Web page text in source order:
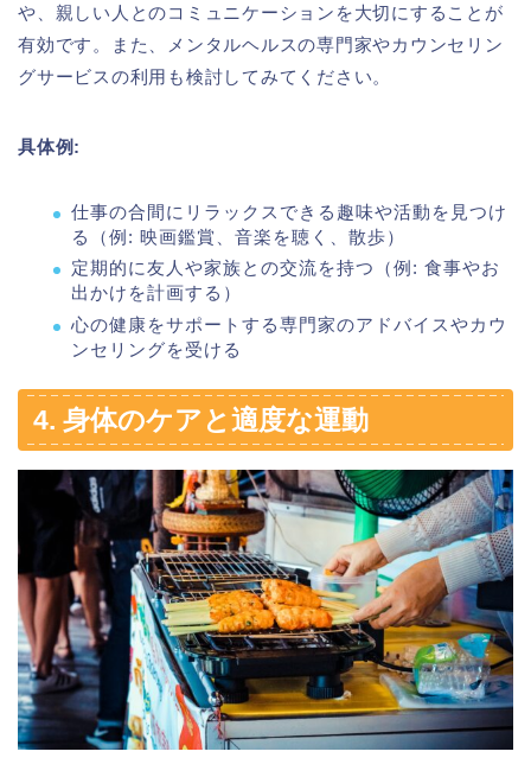
や、親しい人とのコミュニケーションを大切にすることが
有効です。また、メンタルヘルスの専門家やカウンセリン
グサービスの利用も検討してみてください。
具体例:
仕事の合間にリラックスできる趣味や活動を見つけ
る（例: 映画鑑賞、音楽を聴く、散歩）
定期的に友人や家族との交流を持つ（例: 食事やお
出かけを計画する）
心の健康をサポートする専門家のアドバイスやカウ
ンセリングを受ける
4. 身体のケアと適度な運動